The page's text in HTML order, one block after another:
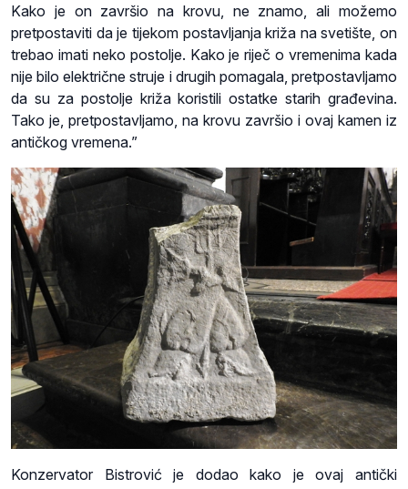
Kako je on završio na krovu, ne znamo, ali možemo
pretpostaviti da je tijekom postavljanja križa na svetište, on
trebao imati neko postolje. Kako je riječ o vremenima kada
nije bilo električne struje i drugih pomagala, pretpostavljamo
da su za postolje križa koristili ostatke starih građevina.
Tako je, pretpostavljamo, na krovu završio i ovaj kamen iz
antičkog vremena.”
Konzervator Bistrović je dodao kako je ovaj antički